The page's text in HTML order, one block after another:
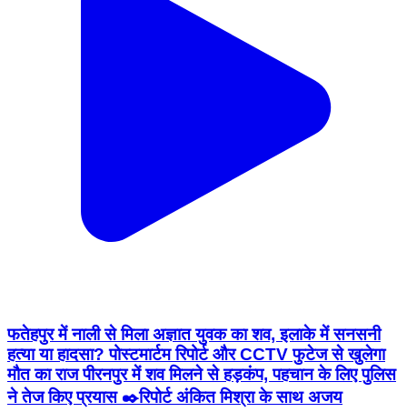
फतेहपुर में नाली से मिला अज्ञात युवक का शव, इलाके में सनसनी
हत्या या हादसा? पोस्टमार्टम रिपोर्ट और CCTV फुटेज से खुलेगा
मौत का राज पीरनपुर में शव मिलने से हड़कंप, पहचान के लिए पुलिस
ने तेज किए प्रयास ✒️रिपोर्ट अंकित मिश्रा के साथ अजय